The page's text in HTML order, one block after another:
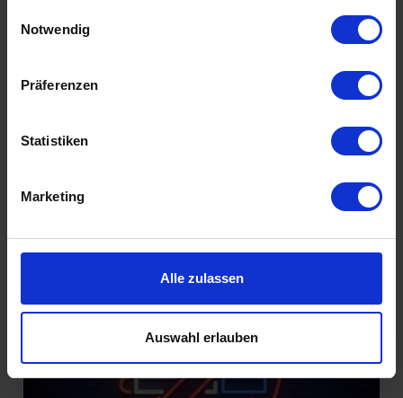
Notwendig
Präferenzen
Statistiken
Marketing
Alle zulassen
Auswahl erlauben
Füreinander bestimmt
Introvertiert glücklich